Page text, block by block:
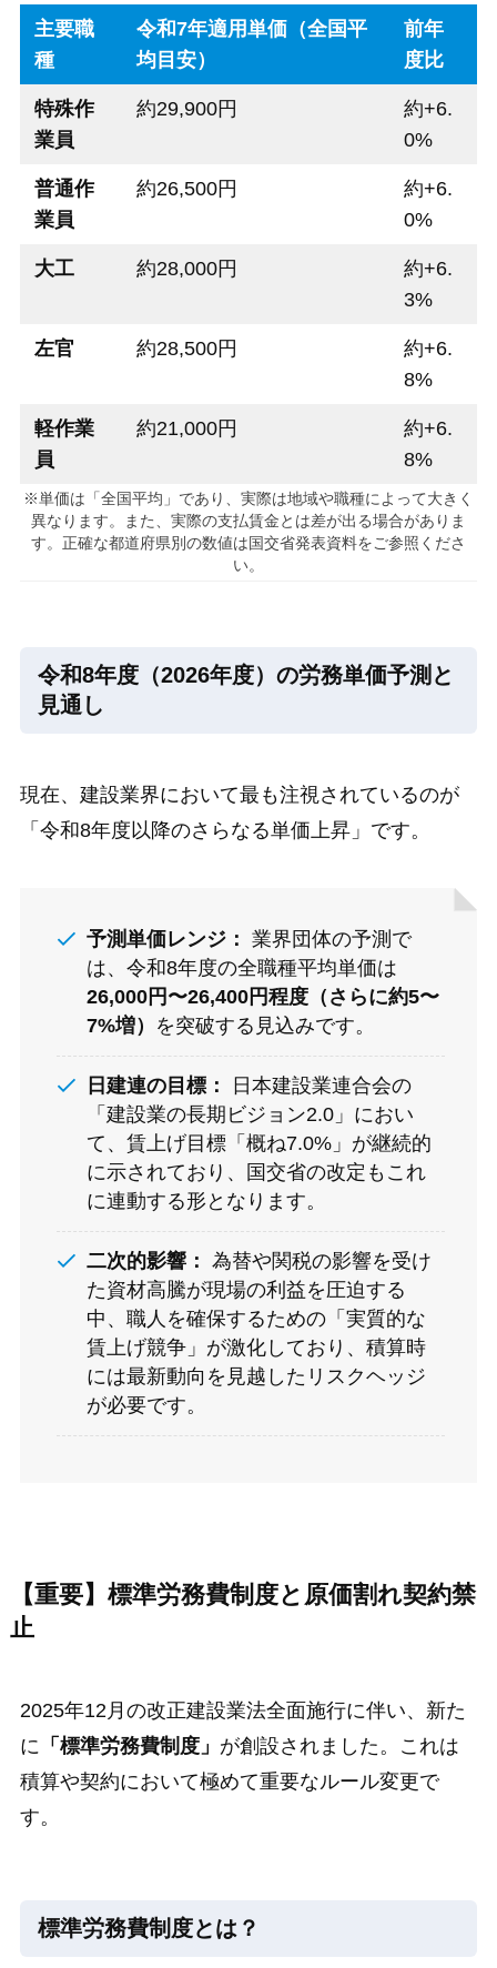
主要職
種
令和7年適用単価（全国平
均目安）
前年
度比
特殊作
業員
約29,900円
約+6.
0%
普通作
業員
約26,500円
約+6.
0%
大工 約28,000円
約+6.
3%
左官 約28,500円
約+6.
8%
軽作業
員
約21,000円
約+6.
8%
※単価は「全国平均」であり、実際は地域や職種によって大きく
異なります。また、実際の支払賃金とは差が出る場合がありま
す。正確な都道府県別の数値は国交省発表資料をご参照くださ
い。
令和8年度（2026年度）の労務単価予測と
見通し
現在、建設業界において最も注視されているのが
「令和8年度以降のさらなる単価上昇」です。
予測単価レンジ： 業界団体の予測で
は、令和8年度の全職種平均単価は
26,000円〜26,400円程度（さらに約5〜
7%増） を突破する見込みです。
日建連の目標：
日本建設業連合会の
「建設業の長期ビジョン2.0」におい
て、賃上げ目標「概ね7.0%」が継続的
に示されており、国交省の改定もこれ
に連動する形となります。
二次的影響： 為替や関税の影響を受け
た資材高騰が現場の利益を圧迫する
中、職人を確保するための「実質的な
賃上げ競争」が激化しており、積算時
には最新動向を見越したリスクヘッジ
が必要です。
【重要】標準労務費制度と原価割れ契約禁
止
2025年12月の改正建設業法全面施行に伴い、新た
に 「標準労務費制度」 が創設されました。これは
積算や契約において極めて重要なルール変更で
す。
標準労務費制度とは？